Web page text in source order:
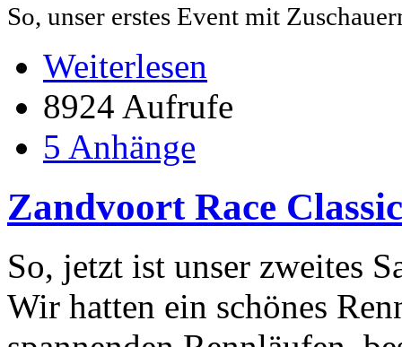
So, unser erstes Event mit
Weiterlesen
8924 Aufrufe
5 Anhänge
Zandvoort Race
So, jetzt ist unser zweites
Wir hatten ein schönes